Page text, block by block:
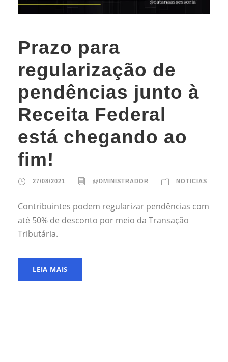
Prazo para
regularização de
pendências junto à
Receita Federal
está chegando ao
fim!
27/08/2021 @DMINISTRADOR NOTICIAS
Contribuintes podem regularizar pendências com
até 50% de desconto por meio da Transação
Tributária.
LEIA MAIS